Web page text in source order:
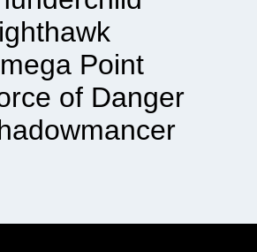
Point
of Danger